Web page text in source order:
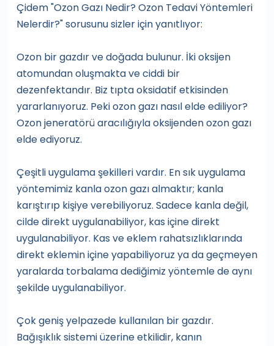
Çidem "Ozon Gazı Nedir? Ozon Tedavi Yöntemleri
Nelerdir?" sorusunu sizler için yanıtlıyor:
Ozon bir gazdır ve doğada bulunur. İki oksijen
atomundan oluşmakta ve ciddi bir
dezenfektandır. Biz tıpta oksidatif etkisinden
yararlanıyoruz. Peki ozon gazı nasıl elde ediliyor?
Ozon jeneratörü aracılığıyla oksijenden ozon gazı
elde ediyoruz.
Çeşitli uygulama şekilleri vardır. En sık uygulama
yöntemimiz kanla ozon gazı almaktır; kanla
karıştırıp kişiye verebiliyoruz. Sadece kanla değil,
cilde direkt uygulanabiliyor, kas içine direkt
uygulanabiliyor. Kas ve eklem rahatsızlıklarında
direkt eklemin içine yapabiliyoruz ya da geçmeyen
yaralarda torbalama dediğimiz yöntemle de aynı
şekilde uygulanabiliyor.
Çok geniş yelpazede kullanılan bir gazdır.
Bağışıklık sistemi üzerine etkilidir, kanın